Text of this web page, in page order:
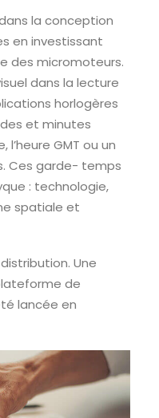
la conception
en investissant
des micromoteurs.
dans la lecture
horlogères
et minutes
GMT ou un
Ces garde- temps
: technologie,
spatiale et
Une
de
lancée en